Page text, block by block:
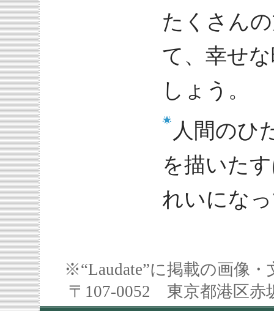
たくさん
て、幸せ
しょう。
人間のひ
を描いた
れいにな
※“Laudate”に掲載の画像
〒107-0052 東京都港区